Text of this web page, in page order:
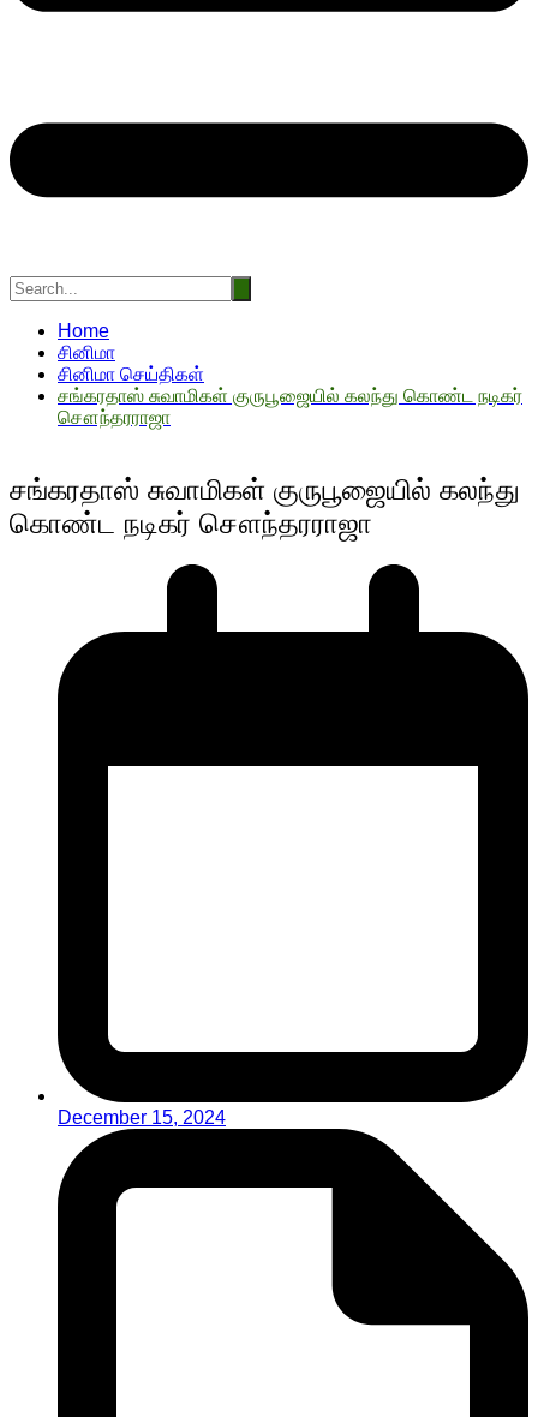
Home
சினிமா
சினிமா செய்திகள்
சங்கரதாஸ் சுவாமிகள் குருபூஜையில் கலந்து கொண்ட நடிகர்
சௌந்தரராஜா
சங்கரதாஸ் சுவாமிகள் குருபூஜையில் கலந்து
கொண்ட நடிகர் சௌந்தரராஜா
December 15, 2024